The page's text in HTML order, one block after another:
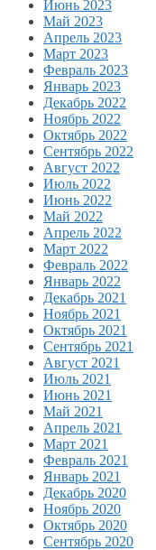
Июнь 2023
Май 2023
Апрель 2023
Март 2023
Февраль 2023
Январь 2023
Декабрь 2022
Ноябрь 2022
Октябрь 2022
Сентябрь 2022
Август 2022
Июль 2022
Июнь 2022
Май 2022
Апрель 2022
Март 2022
Февраль 2022
Январь 2022
Декабрь 2021
Ноябрь 2021
Октябрь 2021
Сентябрь 2021
Август 2021
Июль 2021
Июнь 2021
Май 2021
Апрель 2021
Март 2021
Февраль 2021
Январь 2021
Декабрь 2020
Ноябрь 2020
Октябрь 2020
Сентябрь 2020